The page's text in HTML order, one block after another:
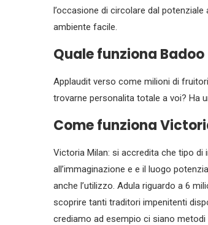
l’occasione di circolare dal
ambiente facile.
Quale funziona Badoo
Applaudit verso come milioni di
trovarne personalita totale a voi? Ha
Come funziona
Victoria Milan: si accredita che tipo di
all’immaginazione e e il luogo
anche l’utilizzo. Adula riguardo a 6
scoprire tanti traditori impenitenti
crediamo ad esempio ci siano